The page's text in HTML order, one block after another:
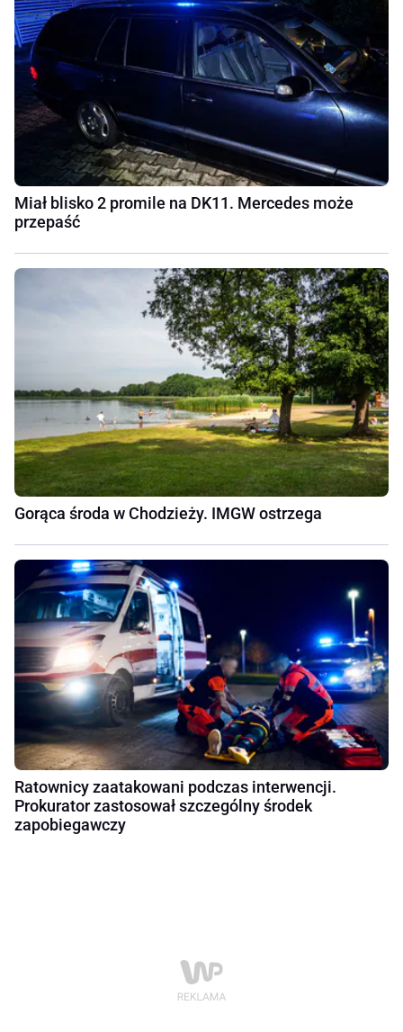
Miał blisko 2 promile na DK11. Mercedes może
przepaść
Gorąca środa w Chodzieży. IMGW ostrzega
Ratownicy zaatakowani podczas interwencji.
Prokurator zastosował szczególny środek
zapobiegawczy